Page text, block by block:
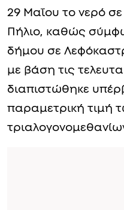
29 Μαΐου το νερό
Πήλιο, καθώς
δήμου σε
με βάση τις
διαπιστώθηκε
παραμετρική τιμή